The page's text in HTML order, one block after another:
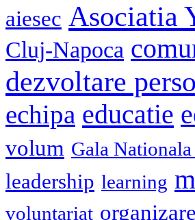
aiesec Asociatia
Cluj-Napoca
dezvoltare
echipa educatie
volum Gala
leadership learning
voluntariat organizare